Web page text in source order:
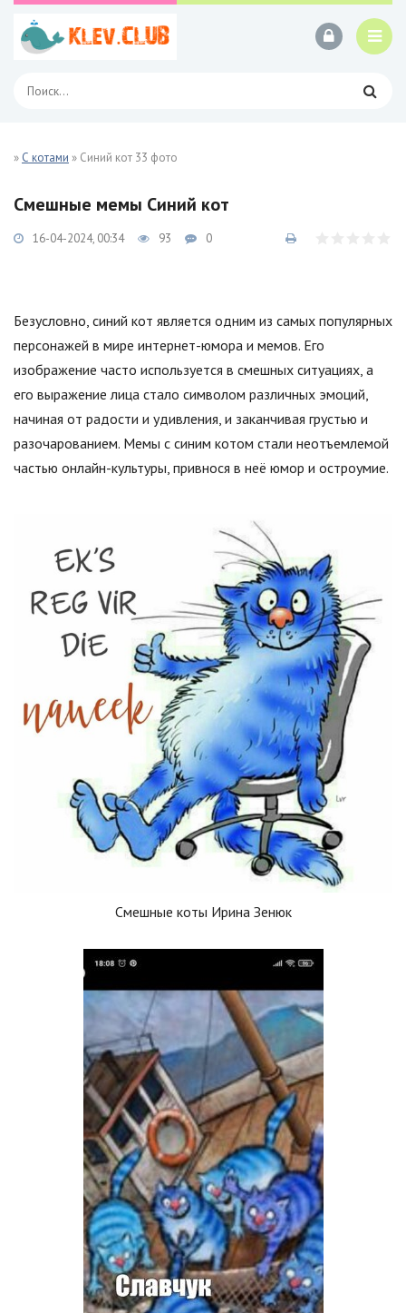
» С котами » Синий кот 33 фото
Смешные мемы Синий кот
16-04-2024, 00:34 93 0
Безусловно, синий кот является одним из самых популярных
персонажей в мире интернет-юмора и мемов. Его
изображение часто используется в смешных ситуациях, а
его выражение лица стало символом различных эмоций,
начиная от радости и удивления, и заканчивая грустью и
разочарованием. Мемы с синим котом стали неотъемлемой
частью онлайн-культуры, привнося в неё юмор и остроумие.
Смешные коты Ирина Зенюк